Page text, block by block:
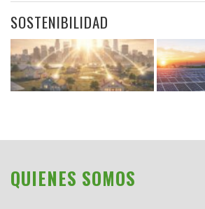
SOSTENIBILIDAD
QUIENES SOMOS